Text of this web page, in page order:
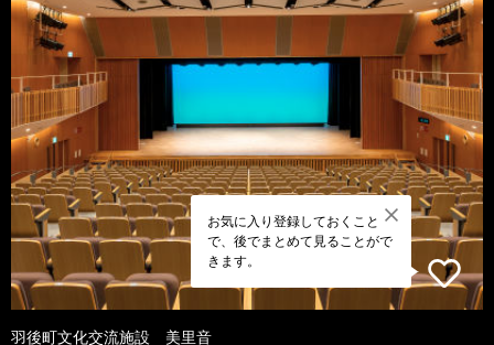
お気に入り登録しておくこと
で、後でまとめて見ることがで
きます。
羽後町文化交流施設 美里音